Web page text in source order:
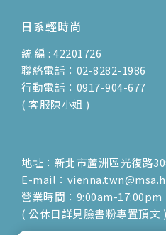
日系輕時尚
統 編 : 42201726
聯絡電話：02-8282-1986
行動電話：0917-904-677
( 客服陳小姐 )
地址：新北市蘆洲區光復路
E-mail：
營業時間：9:00am-17:00pm
( 公休日詳見臉書粉專置頂文 )